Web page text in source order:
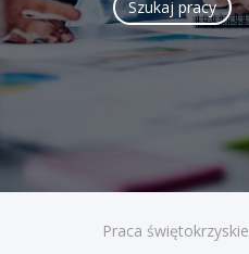
Praca świętokrzyskie